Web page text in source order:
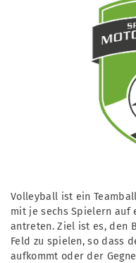
Volleyball ist ein
mit je sechs Spielern auf
antreten. Ziel ist es, den
Feld zu spielen, so dass
aufkommt oder der